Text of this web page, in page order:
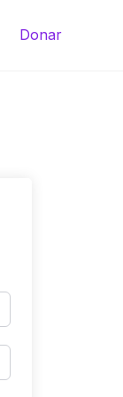
Donar